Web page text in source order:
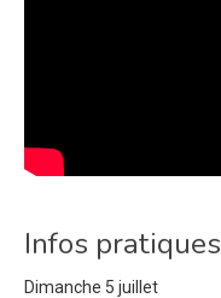
Infos pratiques
Dimanche 5 juillet